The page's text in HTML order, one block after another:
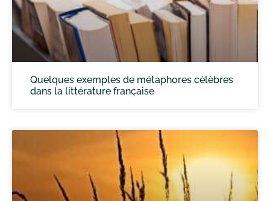
Quelques exemples de métaphores célèbres
dans la littérature française